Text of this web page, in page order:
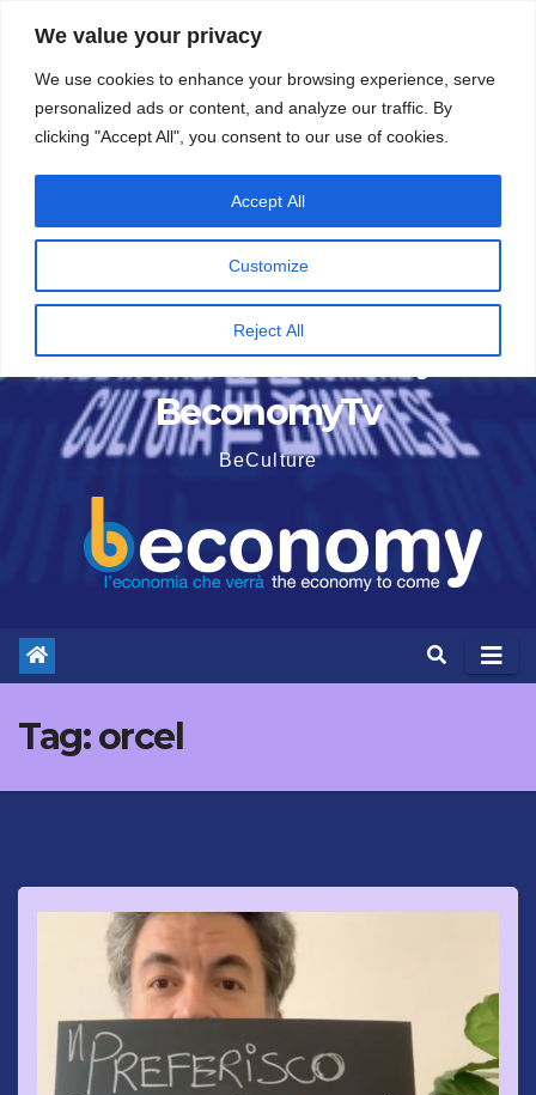
We value your privacy
We use cookies to enhance your browsing experience, serve
personalized ads or content, and analyze our traffic. By
clicking "Accept All", you consent to our use of cookies.
Customize
Reject All
Accept All
contenuto
6 Agosto 2026
BeconomyTv
BeCulture
Tag:orcel